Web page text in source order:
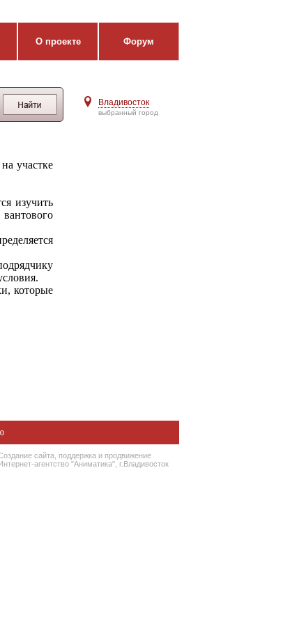
О проекте Форум
Владивосток
выбранный город
участке
изучить
которые
сайта , поддержка и продвижение
агентство "Аниматика", г.Владивосток